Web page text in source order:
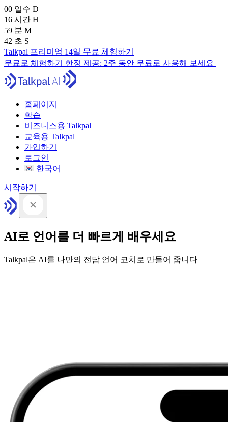
00 일수 D
16 시간 H
59 분 M
41 초 S
Talkpal 프리미엄 14일 무료 체험하기
무료로 체험하기 한정 제공: 2주 동안 무료로 사용해 보세요
홈페이지
학습
비즈니스용 Talkpal
교육용 Talkpal
가입하기
로그인
한국어
시작하기
AI로 언어를 더 빠르게 배우세요
Talkpal은 AI를 나만의 전담 언어 코치로 만들어 줍니다